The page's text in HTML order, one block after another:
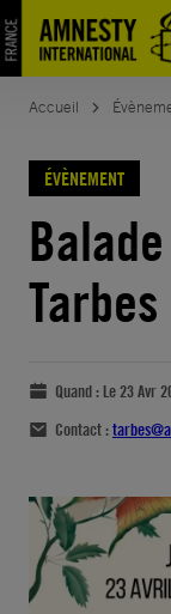
Accueil
ÉVÈNEMENT
Tarbes
Quand : Le 23 Avr
Contact :